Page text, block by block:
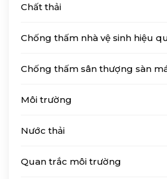
Chất thải
Chống thấm nhà vệ sinh hiệu
Chống thấm sân thượng sàn
Môi trường
Nước thải
Quan trắc môi trường